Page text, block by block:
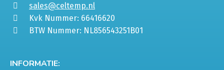
sales@celtemp.nl
Kvk Nummer: 66416620
BTW Nummer: NL856543251B01
INFORMATIE: